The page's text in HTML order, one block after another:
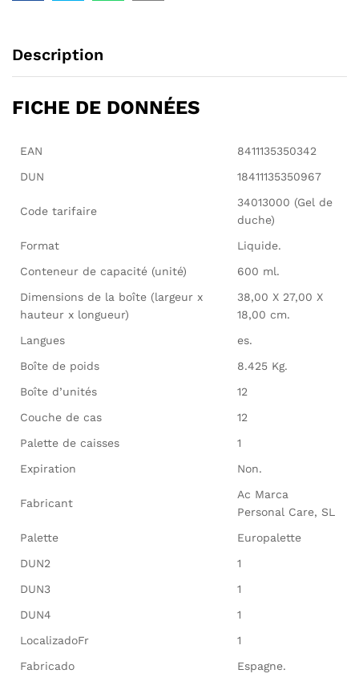
Description
FICHE DE DONNÉES
EAN
8411135350342
DUN
18411135350967
Code tarifaire
34013000 (Gel de
duche)
Format
Liquide.
Conteneur de capacité (unité)
600 ml.
Dimensions de la boîte (largeur x
hauteur x longueur)
38,00 X 27,00 X
18,00 cm.
Langues
es.
Boîte de poids
8.425 Kg.
Boîte d’unités
12
Couche de cas
12
Palette de caisses
1
Expiration
Non.
Fabricant
Ac Marca
Personal Care, SL
Palette
Europalette
DUN2
1
DUN3
1
DUN4
1
LocalizadoFr
1
Fabricado
Espagne.